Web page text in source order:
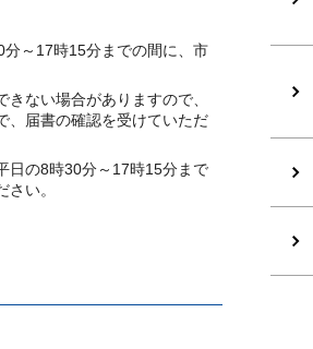
～17時15分までの間に、市
ない場合がありますので、
、届書の確認を受けていただ
日の8時30分～17時15分まで
い。